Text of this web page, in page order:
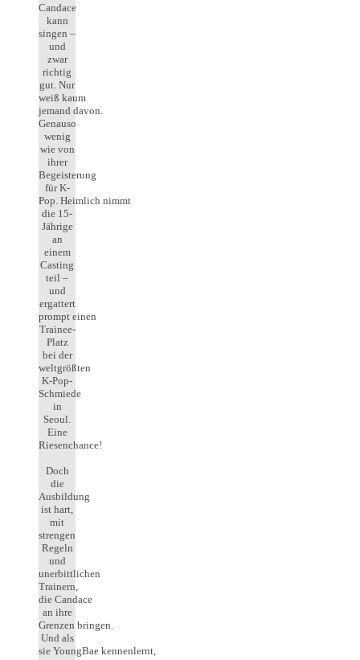
Candace
kann
singen –
und
zwar
richtig
gut. Nur
weiß kaum
jemand davon.
Genauso
wenig
wie von
ihrer
Begeisterung
für K-
Pop. Heimlich nimmt
die 15-
Jährige
an
einem
Casting
teil –
und
ergattert
prompt einen
Trainee-
Platz
bei der
weltgrößten
K-Pop-
Schmiede
in
Seoul.
Eine
Riesenchance!
Doch
die
Ausbildung
ist hart,
mit
strengen
Regeln
und
unerbittlichen
Trainern,
die Candace
an ihre
Grenzen bringen.
Und als
sie YoungBae kennenlernt,